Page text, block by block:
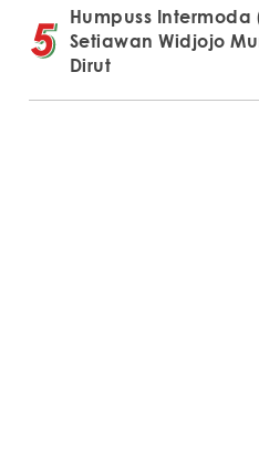
Humpuss Intermoda
Setiawan Widjojo
Dirut